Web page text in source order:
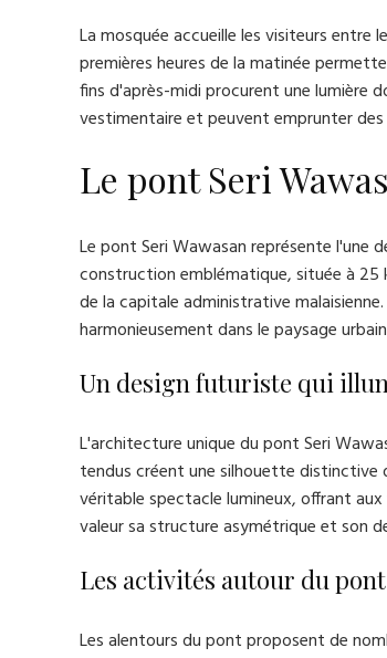
La mosquée accueille les visiteurs entre
premières heures de la matinée
fins d'après-midi procurent une lumière
vestimentaire et peuvent emprunter
Le pont Seri
Le pont Seri Wawasan représente l'une
construction emblématique, située à 25
de la capitale administrative
harmonieusement dans le paysage
Un design futuriste qui
L'architecture unique du pont Seri
tendus créent une silhouette distinctive
véritable spectacle lumineux, offrant
valeur sa structure asymétrique et son
Les activités autour du
Les alentours du pont proposent de